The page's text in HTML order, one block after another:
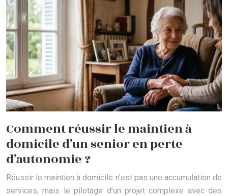
Comment réussir le maintien à
domicile d’un senior en perte
d’autonomie ?
Réussir le maintien à domicile n’est pas une accumulation de
services, mais le pilotage d’un projet complexe avec des